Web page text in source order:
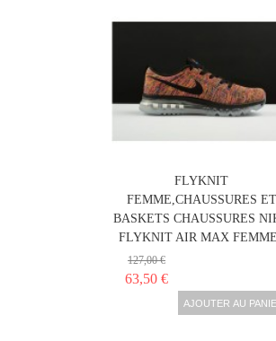
FLYKNIT
FEMME,CHAUSSURES ET
BASKETS CHAUSSURES
FLYKNIT AIR MAX
127,00 €
63,50 €
AJOUTER AU